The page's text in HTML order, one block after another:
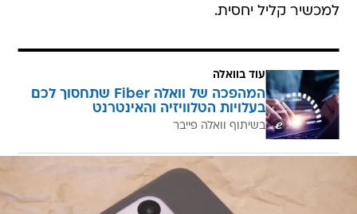
למכשיר קליל יחסית.
עוד בוואלה
המהפכה של וואלה Fiber שתחסוך לכם
בעלויות הטלוויזיה והאינטרנט
בשיתוף וואלה פייבר